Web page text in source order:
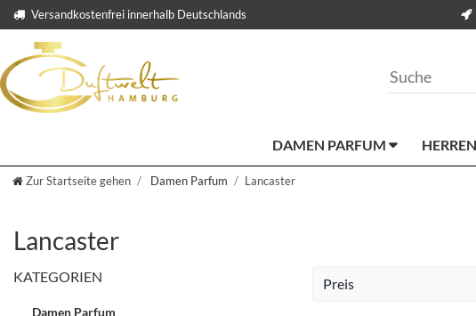
Versandkostenfrei innerhalb Deutschlands
DAMEN PARFUM
Zur Startseite gehen Damen Parfum Lancaster
Lancaster
KATEGORIEN
Damen Parfum
Preis